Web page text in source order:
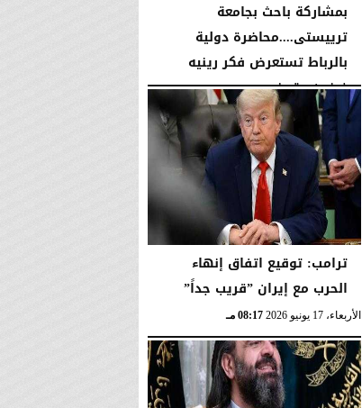
بمشاركة باحث بجامعة
ترييستى....محاضرة دولية
بالرباط تستعرض فكر رينيه
غينون وتبرز...
الثلاثاء، 21 يوليو 2026 02:39 مـ
ترامب: توقيع اتفاق إنهاء
الحرب مع إيران ”قريب جداً”
الأربعاء، 17 يونيو 2026 08:17 مـ